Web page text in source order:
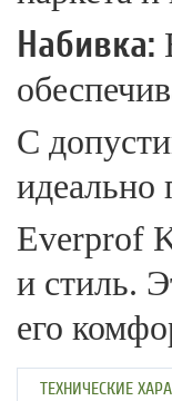
Набивка:
С
идеально
Everprof
и стиль.
его
ТЕХНИЧЕСКИЕ